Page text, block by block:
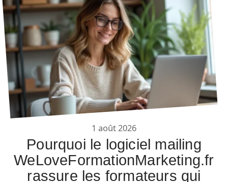
1 août 2026
Pourquoi le logiciel mailing
WeLoveFormationMarketing.fr
rassure les formateurs qui